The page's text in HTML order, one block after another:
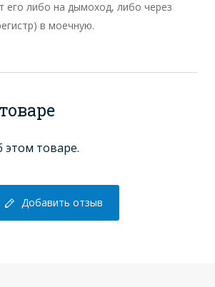
его либо на дымоход, либо через
в моечную.
этом товаре.
Добавить отзыв